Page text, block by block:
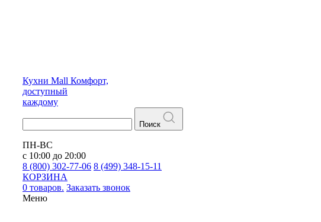
Кухни Mall Комфорт,
доступный
каждому
Поиск
ПН-ВС
с 10:00 до 20:00
8 (800) 302-77-06 8 (499) 348-15-11
КОРЗИНА
0 товаров. Заказать звонок
Меню